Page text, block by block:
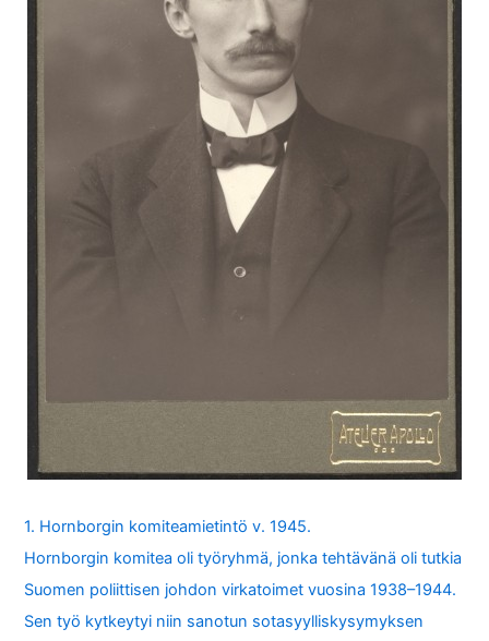
1. Hornborgin komiteamietintö v. 1945.
Hornborgin komitea oli työryhmä, jonka tehtävänä oli tutkia
Suomen poliittisen johdon virkatoimet vuosina 1938–1944.
Sen työ kytkeytyi niin sanotun sotasyylliskysymyksen